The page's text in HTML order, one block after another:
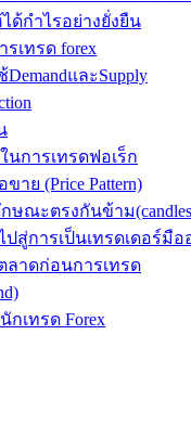
ด้กำไรอย่างยั่งยืน
เทรด forex
และSupply
นการเทรดฟอเร็ก
ย (Price Pattern)
ณะตรงกันข้าม
สู่การเป็นเทรดเดอร์มื
ลาดก่อนการเทรด
เทรด Forex